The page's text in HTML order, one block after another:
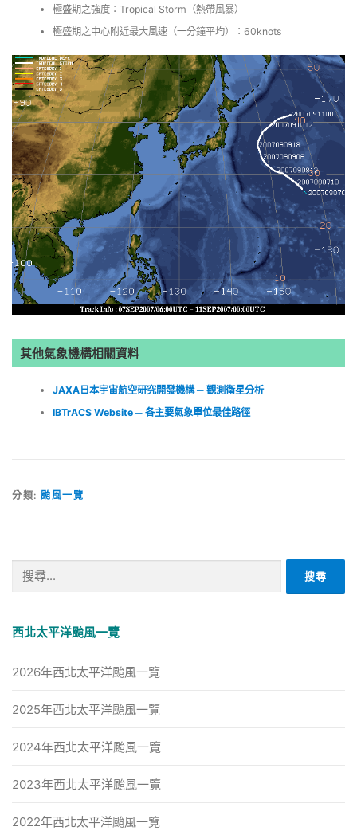
極盛期之強度：Tropical Storm（熱帶風暴）
極盛期之中心附近最大風速（一分鐘平均）：60knots
其他氣象機構相關資料
JAXA日本宇宙航空研究開發機構 ─ 觀測衛星分析
IBTrACS Website ─ 各主要氣象單位最佳路徑
分類: 颱風一覽
字:
西北太平洋颱風一覽
2026年西北太平洋颱風一覽
2025年西北太平洋颱風一覽
2024年西北太平洋颱風一覽
2023年西北太平洋颱風一覽
2022年西北太平洋颱風一覽